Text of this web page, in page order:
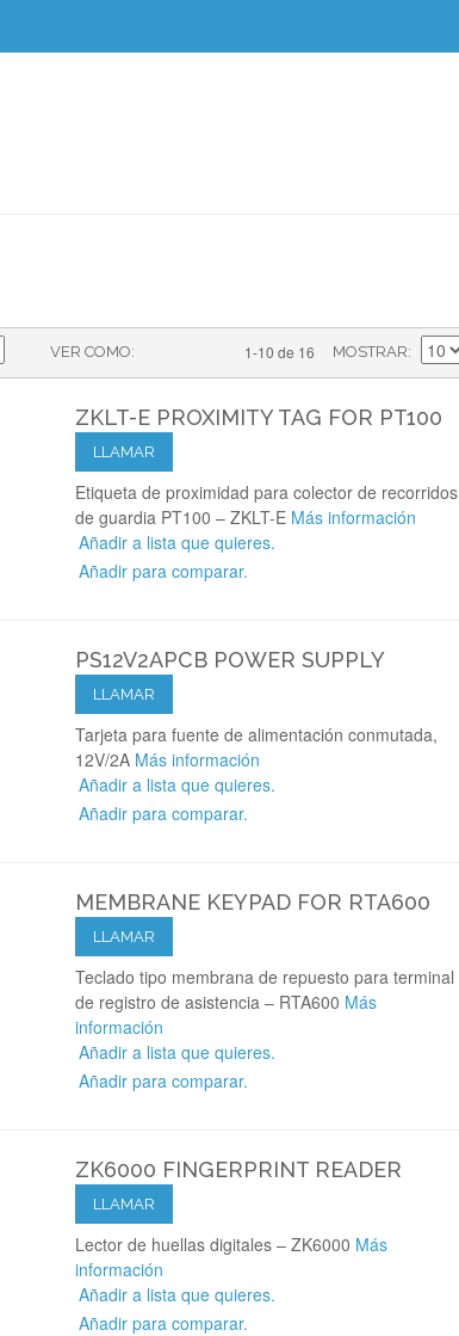
VER COMO 1-10 de 16 MOSTRAR
ZKLT-E PROXIMITY TAG FOR PT100
LLAMAR
Etiqueta de proximidad para colector de recorridos
de guardia PT100 – ZKLT-E Más información
Añadir a lista que quieres.
Añadir para comparar.
PS12V2APCB POWER SUPPLY
LLAMAR
Tarjeta para fuente de alimentación conmutada,
12V/2A Más información
Añadir a lista que quieres.
Añadir para comparar.
MEMBRANE KEYPAD FOR RTA600
LLAMAR
Teclado tipo membrana de repuesto para terminal
de registro de asistencia – RTA600 Más
información
Añadir a lista que quieres.
Añadir para comparar.
ZK6000 FINGERPRINT READER
LLAMAR
Lector de huellas digitales – ZK6000 Más
información
Añadir a lista que quieres.
Añadir para comparar.